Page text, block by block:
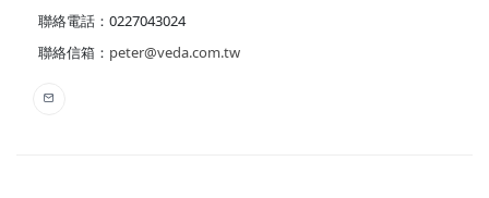
聯絡電話：0227043024
聯絡信箱： peter@veda.com.tw